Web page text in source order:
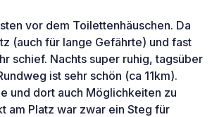
vor dem Toilettenhäuschen. Da
(auch für lange Gefährte) und fast
schief. Nachts super ruhig, tagsüber
ist sehr schön (ca 11km).
und dort auch Möglichkeiten zu
am Platz war zwar ein Steg für